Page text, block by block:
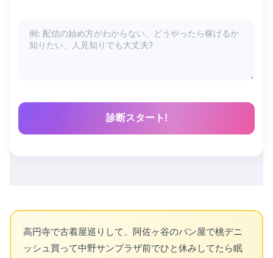
診断スタート!
高円寺で古着屋巡りして、阿佐ヶ谷のパン屋で桃デニ
ッシュ買って中野サンプラザ前でひと休みしてたら眠